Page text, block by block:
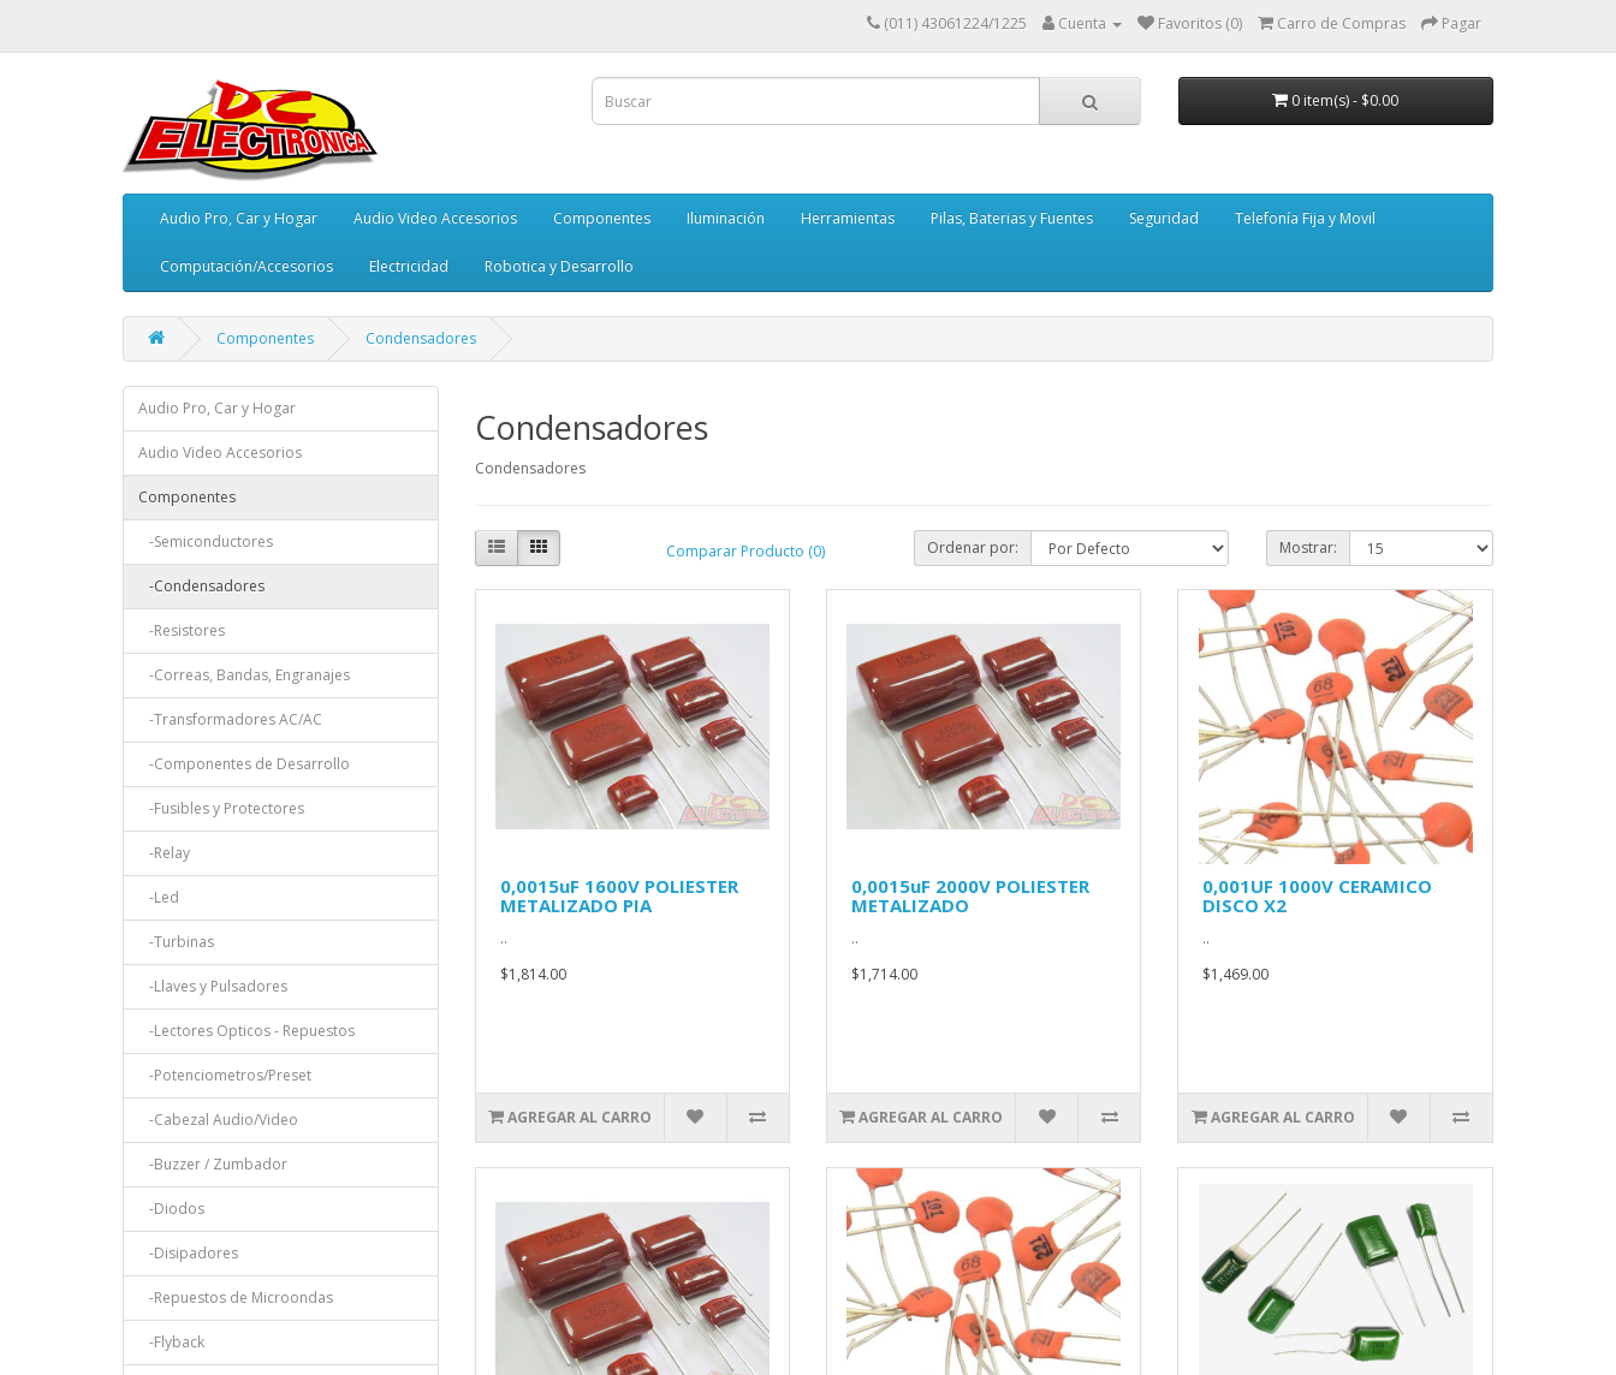
(011) 43061224/1225 Cuenta Favoritos (0) Carro de Compras Pagar
0 item(s) - $0.00
Audio Pro, Car y Hogar Audio Video Accesorios Componentes Iluminación Herramientas Pilas, Baterias y Fuentes Seguridad Telefonía Fija y Movil
Computación/Accesorios Electricidad Robotica y Desarrollo
Componentes Condensadores
Audio Pro, Car y Hogar
Audio Video Accesorios
Componentes
-Semiconductores
-Condensadores
-Resistores
-Correas, Bandas, Engranajes
-Transformadores AC/AC
-Componentes de Desarrollo
-Fusibles y Protectores
-Relay
-Led
-Turbinas
-Llaves y Pulsadores
-Lectores Opticos - Repuestos
-Potenciometros/Preset
-Cabezal Audio/Video
-Buzzer / Zumbador
-Diodos
-Disipadores
-Repuestos de Microondas
-Flyback
Condensadores
Condensadores
Comparar Producto (0) Ordenar por: Mostrar:
0,0015uF 1600V POLIESTER
METALIZADO PIA
..
$1,814.00
AGREGAR AL CARRO
0,0015uF 2000V POLIESTER
METALIZADO
..
$1,714.00
AGREGAR AL CARRO
0,001UF 1000V CERAMICO
DISCO X2
..
$1,469.00
AGREGAR AL CARRO